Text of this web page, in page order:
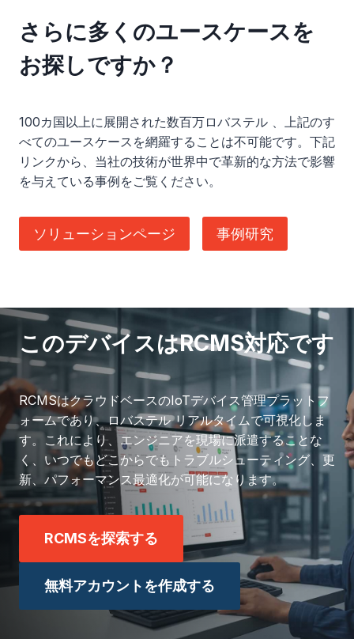
さらに多くのユースケースを
お探しですか？
100カ国以上に展開された数百万ロバステル 、上記のす
べてのユースケースを網羅することは不可能です。下記
リンクから、当社の技術が世界中で革新的な方法で影響
を与えている事例をご覧ください。
ソリューションページ 事例研究
このデバイスはRCMS対応です
RCMSはクラウドベースのIoTデバイス管理プラットフ
ォームであり、ロバステル リアルタイムで可視化しま
す。これにより、エンジニアを現場に派遣することな
く、いつでもどこからでもトラブルシューティング、更
新、パフォーマンス最適化が可能になります。
RCMSを探索する
無料アカウントを作成する